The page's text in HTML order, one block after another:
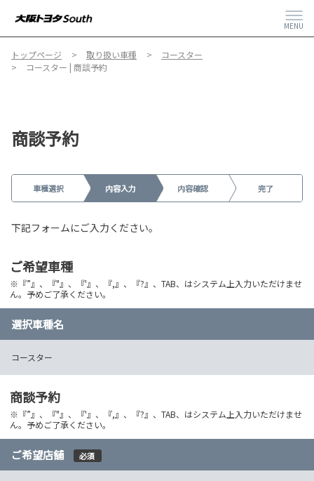
MENU
トップページ 取り扱い車種
コースター
コースター | 商談予約
商談予約
車種選択 内容入力 内容確認 完了
下記フォームにご入力ください。
ご希望車種
※『”』、『"』、『'』、『,』、『?』、TAB、はシステム上入力いただけませ
ん。予めご了承ください。
選択車種名
コースター
商談予約
※『”』、『"』、『'』、『,』、『?』、TAB、はシステム上入力いただけませ
ん。予めご了承ください。
ご希望店舗 必須